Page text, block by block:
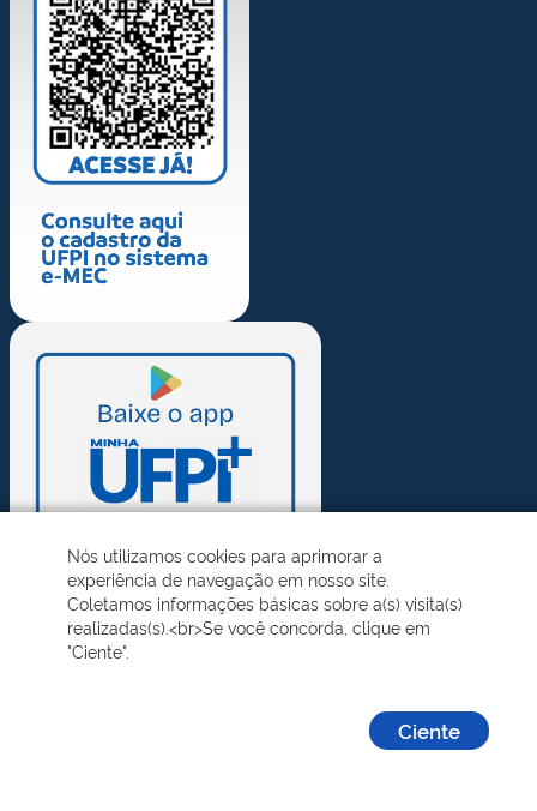
Nós utilizamos cookies para aprimorar a
experiência de navegação em nosso site.
Coletamos informações básicas sobre a(s) visita(s)
realizadas(s).<br>Se você concorda, clique em
"Ciente".
Ciente